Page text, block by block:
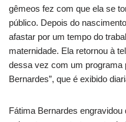
gêmeos fez com que ela se
público. Depois do
afastar por um tempo do
maternidade. Ela retornou à
dessa vez com um programa
Bernardes”, que é exibido
Fátima Bernardes